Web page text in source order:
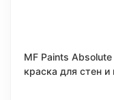
MF Paints
краска для стен и